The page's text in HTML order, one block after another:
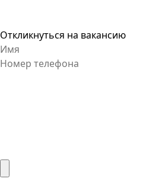
Откликнуться на вакансию